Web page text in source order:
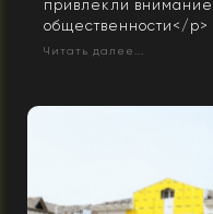
привлекли
общественности</p>
Читать далее...